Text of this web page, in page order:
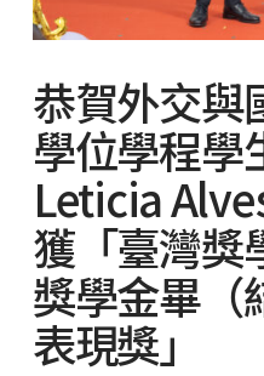
恭賀外交與
學位學程學
Leticia
獲「臺灣獎
獎學金畢（
表現獎」